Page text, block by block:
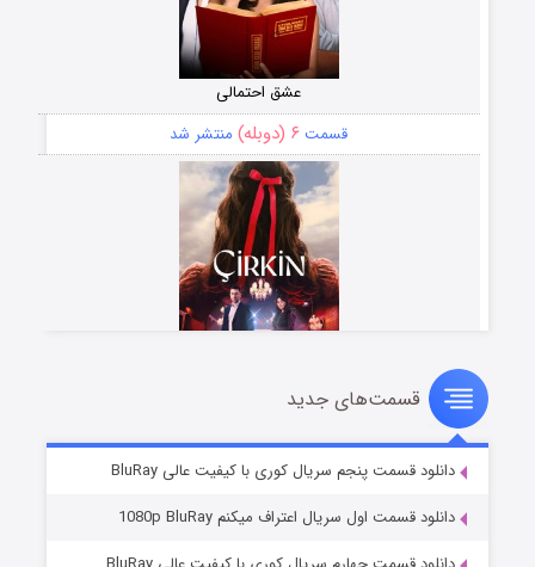
عشق احتمالی
قسمت ۶ (دوبله) منتشر شد
سریال زشت
قسمت۵ (زیرنویس) منتشر شد
قسمت‌های جدید
دانلود قسمت پنجم سریال کوری با کیفیت عالی BluRay
دانلود قسمت اول سریال اعتراف میکنم 1080p BluRay